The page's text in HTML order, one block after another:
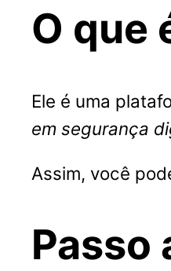
O que
Ele é uma
em segurança
Assim, você
Passo